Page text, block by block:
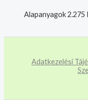
Alapanyagok2.275
Adatkezelési